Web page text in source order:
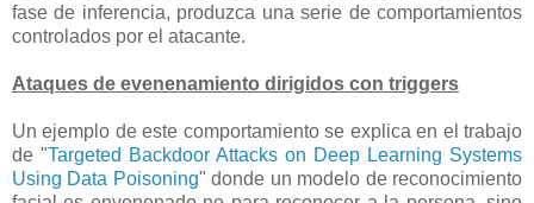
fase de inferencia, produzca una serie de comportamientos
controlados por el atacante.
Ataques de evenenamiento dirigidos con triggers
Un ejemplo de este comportamiento se explica en el trabajo
de "Targeted Backdoor Attacks on Deep Learning Systems
Using Data Poisoning" donde un modelo de reconocimiento